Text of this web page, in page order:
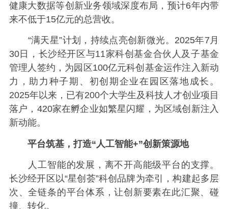
健康大数据等创新业务领域深度布局，预计6年内带
来不低于15亿元的总营收。
“满天星”计划，持续点亮创新微光。2025年7月
30日，长沙经开区与11家科创基金合伙人及子基金
管理人签约，为园区100亿元科创基金运作注入新动
力，助力种子期、初创期企业在园区落地成长。
2025年以来，已有200个大学生及科技人才创业项目
落户，420家在孵企业如繁星闪耀，为区域创新注入
新动能。
平台筑基，打造“人工智能+”创新策源地
人工智能的发展，离不开高能级平台的支撑。
长沙经开区以“星创荟”科创品牌为牵引，构建起多层
次、全链条的平台体系，让创新要素在此汇聚、碰
撞、转化。